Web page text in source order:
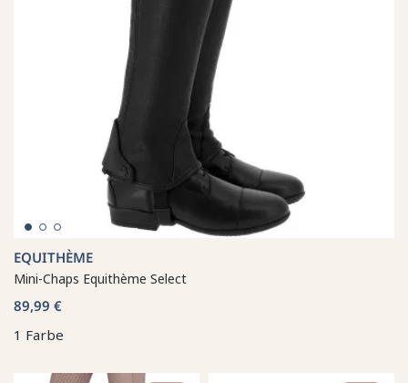
EQUITHÈME
Mini-Chaps Equithème Select
89,99 €
1 Farbe